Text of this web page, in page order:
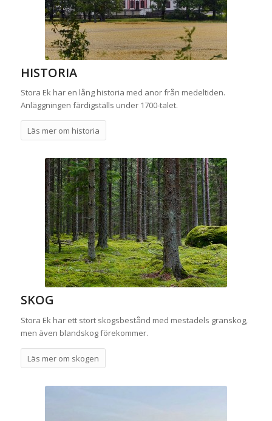
HISTORIA
Stora Ek har en lång historia med anor från medeltiden.
Anläggningen färdigställs under 1700-talet.
Läs mer om historia
SKOG
Stora Ek har ett stort skogsbestånd med mestadels granskog,
men även blandskog förekommer.
Läs mer om skogen